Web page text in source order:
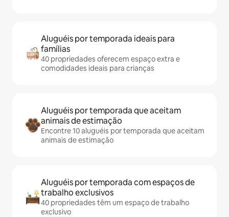
Aluguéis por temporada ideais para
famílias
40 propriedades oferecem espaço extra e
comodidades ideais para crianças
Aluguéis por temporada que aceitam
animais de estimação
Encontre 10 aluguéis por temporada que aceitam
animais de estimação
Aluguéis por temporada com espaços de
trabalho exclusivos
40 propriedades têm um espaço de trabalho
exclusivo